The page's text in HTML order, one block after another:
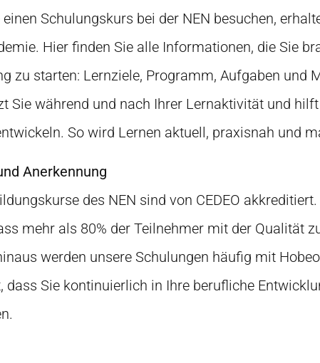
einen Schulungskurs bei der NEN besuchen,
Hier finden Sie alle Informationen, die Sie
zu starten: Lernziele, Programm, Aufgaben und
Sie während und nach Ihrer Lernaktivität und
So wird Lernen aktuell, praxisnah und
Anerkennung
des NEN sind von CEDEO
mehr als 80% der Teilnehmer mit der Qualität
werden unsere Schulungen häufig mit
dass Sie kontinuierlich in Ihre berufliche